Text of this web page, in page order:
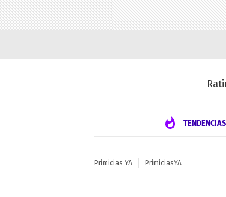
TENDENCIAS
Primicias YA PrimiciasYA